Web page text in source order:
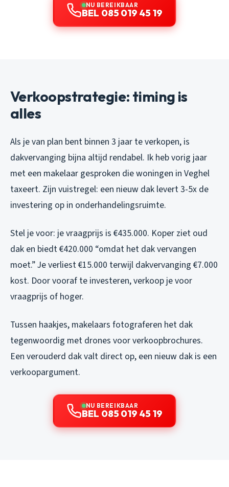
NU BEREIKBAAR
BEL 085 019 45 19
Verkoopstrategie: timing is
alles
Als je van plan bent binnen 3 jaar te verkopen, is
dakvervanging bijna altijd rendabel. Ik heb vorig jaar
met een makelaar gesproken die woningen in Veghel
taxeert. Zijn vuistregel: een nieuw dak levert 3-5x de
investering op in onderhandelingsruimte.
Stel je voor: je vraagprijs is €435.000. Koper ziet oud
dak en biedt €420.000 “omdat het dak vervangen
moet.” Je verliest €15.000 terwijl dakvervanging €7.000
kost. Door vooraf te investeren, verkoop je voor
vraagprijs of hoger.
Tussen haakjes, makelaars fotograferen het dak
tegenwoordig met drones voor verkoopbrochures.
Een verouderd dak valt direct op, een nieuw dak is een
verkoopargument.
NU BEREIKBAAR
BEL 085 019 45 19